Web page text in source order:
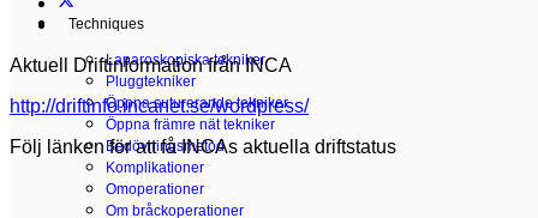
Techniques
Laparoskopiska tekniker
Pluggtekniker
Öppna suturerande tekniker
Öppna främre nät tekniker
Bedövningsmetod
Komplikationer
Omoperationer
Om bråckoperationer
Aktuell Driftinformation från INCA
http://driftinfo.incanet.se/wordpress/
Följ länken för att få INCAs aktuella driftstatus